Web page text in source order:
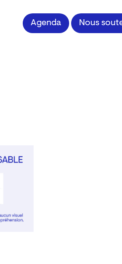
Agenda Nous